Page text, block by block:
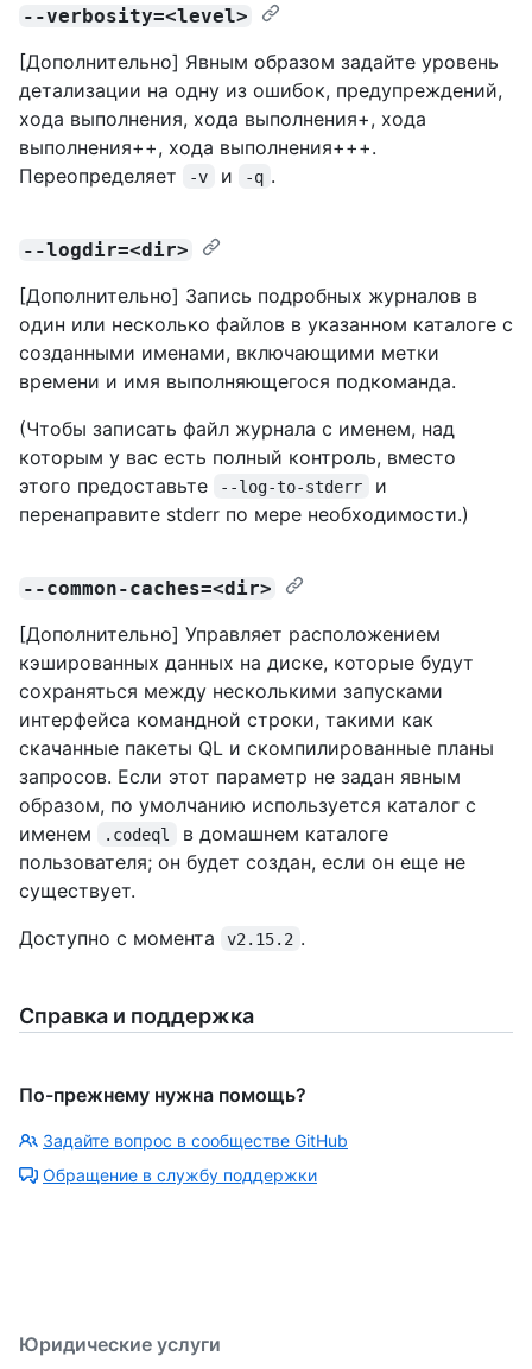
--verbosity=<level>
[Дополнительно] Явным образом задайте уровень
детализации на одну из ошибок, предупреждений,
хода выполнения, хода выполнения+, хода
выполнения++, хода выполнения+++.
Переопределяет
-v и -q .
--logdir=<dir>
[Дополнительно] Запись подробных журналов в
один или несколько файлов в указанном каталоге с
созданными именами, включающими метки
времени и имя выполняющегося подкоманда.
(Чтобы записать файл журнала с именем, над
которым у вас есть полный контроль, вместо
этого предоставьте
--log-to-stderr
и
перенаправите stderr по мере необходимости.)
--common-caches=<dir>
[Дополнительно] Управляет расположением
кэшированных данных на диске, которые будут
сохраняться между несколькими запусками
интерфейса командной строки, такими как
скачанные пакеты QL и скомпилированные планы
запросов. Если этот параметр не задан явным
образом, по умолчанию используется каталог с
именем
.codeql
в домашнем каталоге
пользователя; он будет создан, если он еще не
существует.
Доступно с момента
v2.15.2 .
Справка и поддержка
По-прежнему нужна помощь?
Задайте вопрос в сообществе GitHub
Обращение в службу поддержки
Юридические услуги